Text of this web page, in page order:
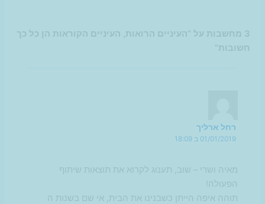
3 מחשבות על “העיניים הרואות, העיניים הקוראות הן כל כך
חשובות”
רחל ארליך
01/01/2019 ב 18:09
מאיה ושרי – שוב, תענוג לקרוא את תוצאות שיתוף
הפעולה!
תוהה איפה הייתן כשבנינו את הבית, אי שם בשנות ה